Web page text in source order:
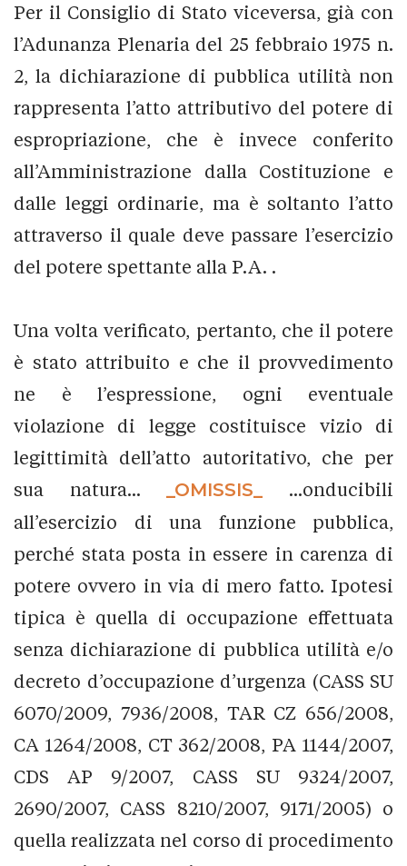
Per il Consiglio di Stato viceversa, già con
l’Adunanza Plenaria del 25 febbraio 1975 n.
2, la dichiarazione di pubblica utilità non
rappresenta l’atto attributivo del potere di
espropriazione, che è invece conferito
all’Amministrazione dalla Costituzione e
dalle leggi ordinarie, ma è soltanto l’atto
attraverso il quale deve passare l’esercizio
del potere spettante alla P.A. .
Una volta verificato, pertanto, che il potere
è stato attribuito e che il provvedimento
ne è l’espressione, ogni eventuale
violazione di legge costituisce vizio di
legittimità dell’atto autoritativo, che per
sua natura...
_OMISSIS_
...onducibili
all’esercizio di una funzione pubblica,
perché stata posta in essere in carenza di
potere ovvero in via di mero fatto. Ipotesi
tipica è quella di occupazione effettuata
senza dichiarazione di pubblica utilità e/o
decreto d’occupazione d’urgenza (CASS SU
6070/2009, 7936/2008, TAR CZ 656/2008,
CA 1264/2008, CT 362/2008, PA 1144/2007,
CDS AP 9/2007, CASS SU 9324/2007,
2690/2007, CASS 8210/2007, 9171/2005) o
quella realizzata nel corso di procedimento